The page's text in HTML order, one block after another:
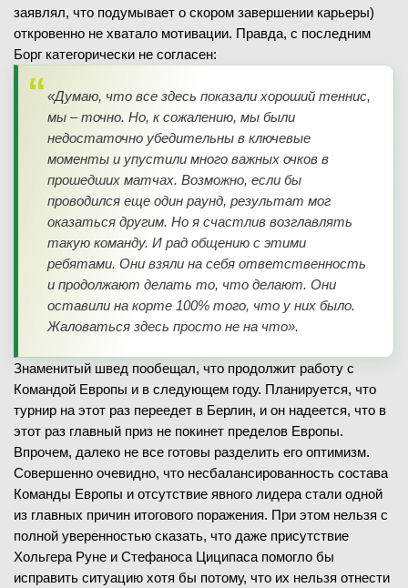
заявлял, что подумывает о скором завершении карьеры)
откровенно не хватало мотивации. Правда, с последним
Борг категорически не согласен:
«Думаю, что все здесь показали хороший теннис,
мы – точно. Но, к сожалению, мы были
недостаточно убедительны в ключевые
моменты и упустили много важных очков в
прошедших матчах. Возможно, если бы
проводился еще один раунд, результат мог
оказаться другим. Но я счастлив возглавлять
такую команду. И рад общению с этими
ребятами. Они взяли на себя ответственность
и продолжают делать то, что делают. Они
оставили на корте 100% того, что у них было.
Жаловаться здесь просто не на что».
Знаменитый швед пообещал, что продолжит работу с
Командой Европы и в следующем году. Планируется, что
турнир на этот раз переедет в Берлин, и он надеется, что в
этот раз главный приз не покинет пределов Европы.
Впрочем, далеко не все готовы разделить его оптимизм.
Совершенно очевидно, что несбалансированность состава
Команды Европы и отсутствие явного лидера стали одной
из главных причин итогового поражения. При этом нельзя с
полной уверенностью сказать, что даже присутствие
Хольгера Руне и Стефаноса Циципаса помогло бы
исправить ситуацию хотя бы потому, что их нельзя отнести